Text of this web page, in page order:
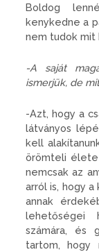
Boldog
kenykedne a
nem tudok mit
-A saját
ismerjük, de
-Azt, hogy a
látványos
kell
örömteli
nemcsak az
arról is, hogy
annak
lehetőségei
számára, és
tartom, hogy